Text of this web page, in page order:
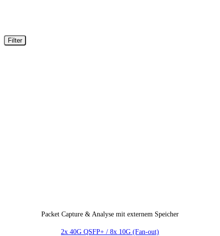
Filter
Packet Capture & Analyse mit externem Speicher
2x 40G QSFP+ / 8x 10G (Fan-out)